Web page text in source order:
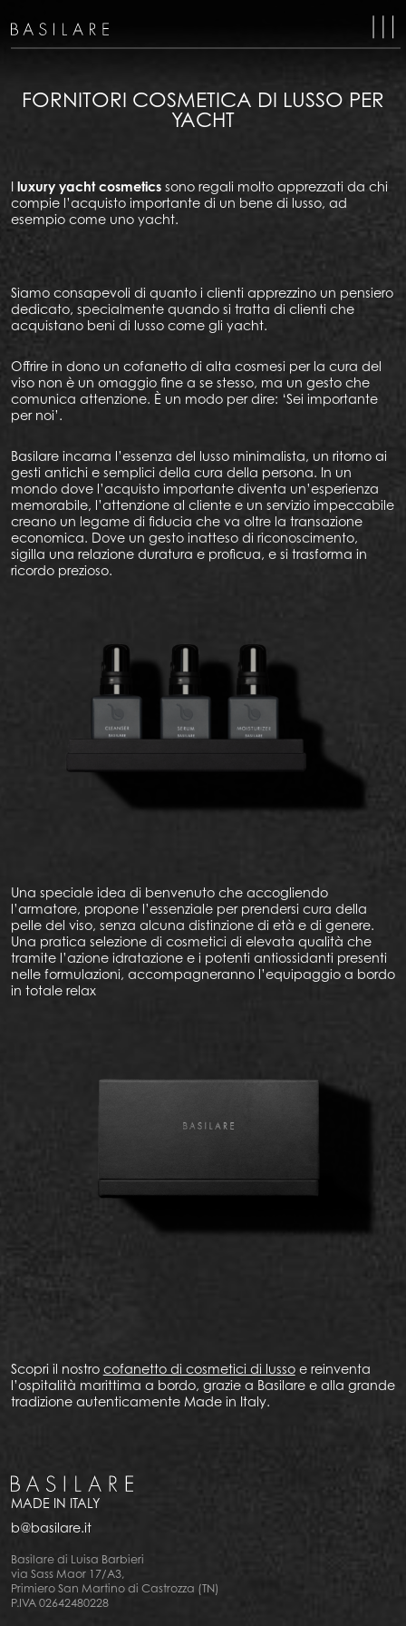
FORNITORI COSMETICA DI LUSSO PER
YACHT
I luxury yacht cosmeticssono regali molto apprezzati da chi
compie l’acquisto importante di un bene di lusso, ad
esempio come uno yacht.
Siamo consapevoli di quanto i clienti apprezzino un pensiero
dedicato, specialmente quando si tratta di clienti che
acquistano beni di lusso come gli yacht.
Offrire in dono un cofanetto di alta cosmesi per la cura del
viso non è un omaggio fine a se stesso, ma un gesto che
comunica attenzione. È un modo per dire: ‘Sei importante
per noi’.
Basilare incarna l’essenza del lusso minimalista, un ritorno ai
gesti antichi e semplici della cura della persona. In un
mondo dove l’acquisto importante diventa un’esperienza
memorabile, l’attenzione al cliente e un servizio impeccabile
creano un legame di fiducia che va oltre la transazione
economica. Dove un gesto inatteso di riconoscimento,
sigilla una relazione duratura e proficua, e si trasforma in
ricordo prezioso.
Una speciale idea di benvenuto che accogliendo
l’armatore, propone l’essenziale per prendersi cura della
pelle del viso, senza alcuna distinzione di età e di genere.
Una pratica selezione di cosmetici di elevata qualità che
tramite l’azione idratazione e i potenti antiossidanti presenti
nelle formulazioni, accompagneranno l’equipaggio a bordo
in totale relax
Scopri il nostro cofanetto di cosmetici di lussoe reinventa
l’ospitalità marittima a bordo, grazie a Basilare e alla grande
tradizione autenticamente Made in Italy.
MADE IN ITALY
b@basilare.it
Basilare di Luisa Barbieri
via Sass Maor 17/A3,
Primiero San Martino di Castrozza (TN)
P.IVA 02642480228